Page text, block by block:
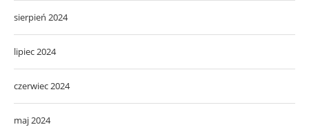
sierpień 2024
lipiec 2024
czerwiec 2024
maj 2024